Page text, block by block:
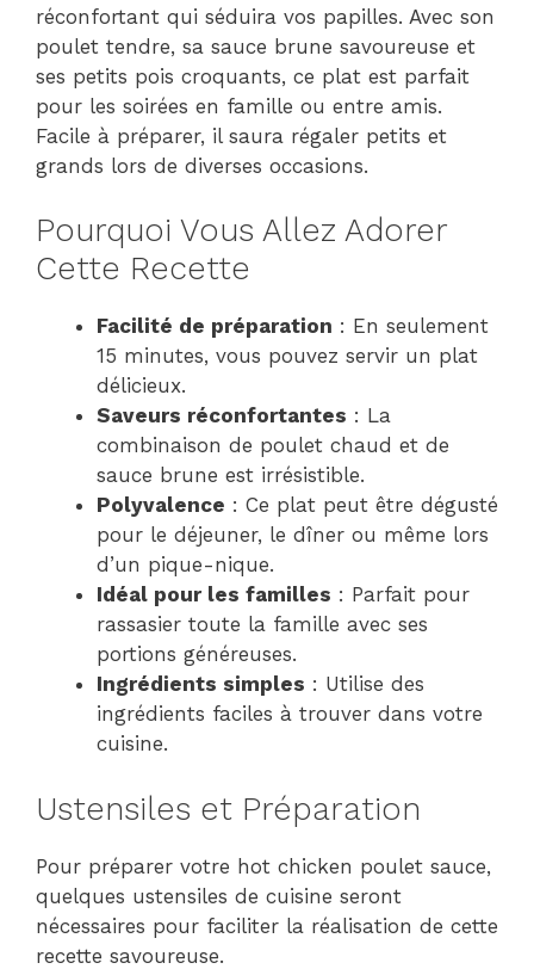
réconfortant qui séduira vos papilles. Avec son
poulet tendre, sa sauce brune savoureuse et
ses petits pois croquants, ce plat est parfait
pour les soirées en famille ou entre amis.
Facile à préparer, il saura régaler petits et
grands lors de diverses occasions.
Pourquoi Vous Allez Adorer
Cette Recette
Facilité de préparation : En seulement
15 minutes, vous pouvez servir un plat
délicieux.
Saveurs réconfortantes : La
combinaison de poulet chaud et de
sauce brune est irrésistible.
Polyvalence : Ce plat peut être dégusté
pour le déjeuner, le dîner ou même lors
d’un pique-nique.
Idéal pour les familles : Parfait pour
rassasier toute la famille avec ses
portions généreuses.
Ingrédients simples : Utilise des
ingrédients faciles à trouver dans votre
cuisine.
Ustensiles et Préparation
Pour préparer votre hot chicken poulet sauce,
quelques ustensiles de cuisine seront
nécessaires pour faciliter la réalisation de cette
recette savoureuse.